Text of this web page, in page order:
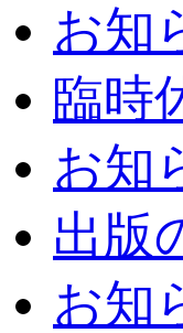
お知
臨時
お知
出版
お知